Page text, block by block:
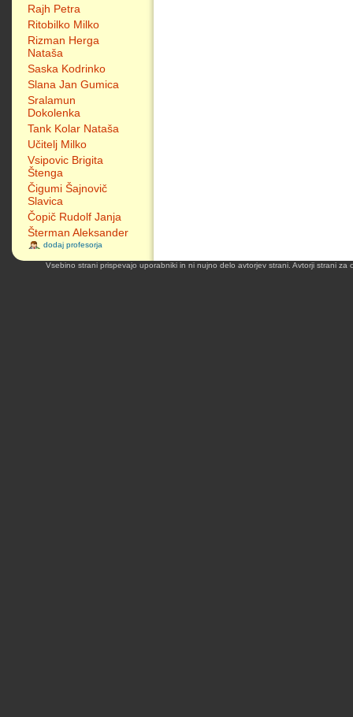
Rajh Petra
Ritobilko Milko
Rizman Herga
Nataša
Saska Kodrinko
Slana Jan Gumica
Sralamun
Dokolenka
Tank Kolar Nataša
Učitelj Milko
Vsipovic Brigita
Štenga
Čigumi Šajnovič
Slavica
Čopič Rudolf Janja
Šterman Aleksander
dodaj profesorja
Vsebino strani prispevajo uporabniki in ni nujno delo avtorjev strani. Avtorji strani